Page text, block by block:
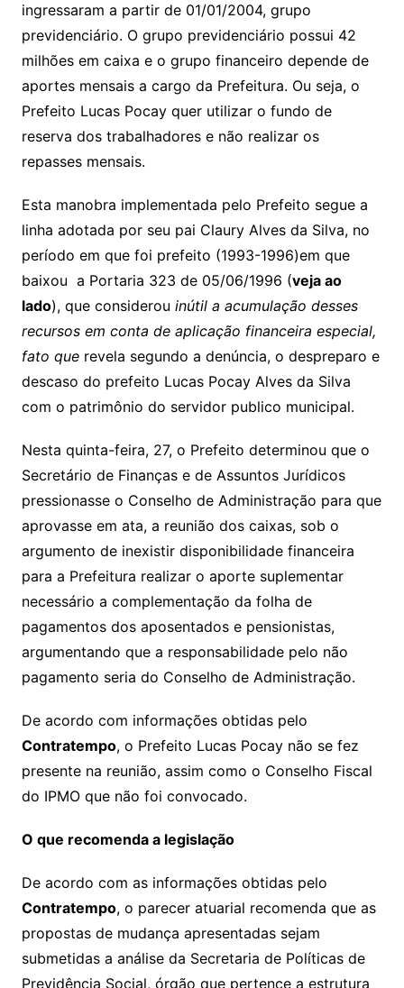
ingressaram a partir de 01/01/2004, grupo
previdenciário. O grupo previdenciário possui 42
milhões em caixa e o grupo financeiro depende de
aportes mensais a cargo da Prefeitura. Ou seja, o
Prefeito Lucas Pocay quer utilizar o fundo de
reserva dos trabalhadores e não realizar os
repasses mensais.
Esta manobra implementada pelo Prefeito segue a
linha adotada por seu pai Claury Alves da Silva, no
período em que foi prefeito (1993-1996)em que
baixou a Portaria 323 de 05/06/1996 (veja ao
lado), que considerou inútil a acumulação desses
recursos em conta de aplicação financeira especial,
fato que revela segundo a denúncia, o despreparo e
descaso do prefeito Lucas Pocay Alves da Silva
com o patrimônio do servidor publico municipal.
Nesta quinta-feira, 27, o Prefeito determinou que o
Secretário de Finanças e de Assuntos Jurídicos
pressionasse o Conselho de Administração para que
aprovasse em ata, a reunião dos caixas, sob o
argumento de inexistir disponibilidade financeira
para a Prefeitura realizar o aporte suplementar
necessário a complementação da folha de
pagamentos dos aposentados e pensionistas,
argumentando que a responsabilidade pelo não
pagamento seria do Conselho de Administração.
De acordo com informações obtidas pelo
Contratempo, o Prefeito Lucas Pocay não se fez
presente na reunião, assim como o Conselho Fiscal
do IPMO que não foi convocado.
O que recomenda a legislação
De acordo com as informações obtidas pelo
Contratempo, o parecer atuarial recomenda que as
propostas de mudança apresentadas sejam
submetidas a análise da Secretaria de Políticas de
Previdência Social, órgão que pertence a estrutura